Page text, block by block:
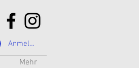
Anmelden
Mehr